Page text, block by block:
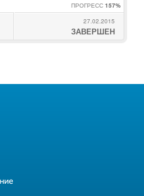
ПРОГРЕСС 157%
27.02.2015
ЗАВЕРШЕН